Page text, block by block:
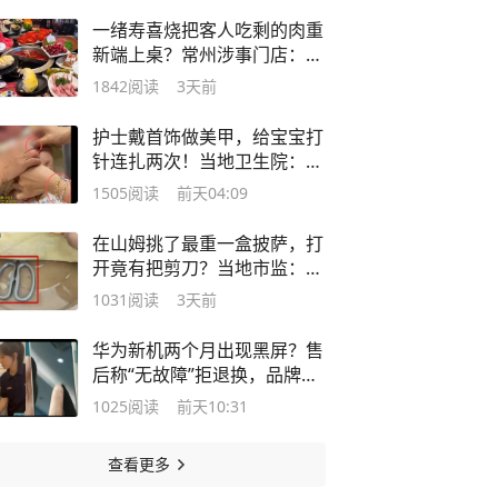
一绪寿喜烧把客人吃剩的肉重
新端上桌？常州涉事门店：存
在误会
1842阅读 3天前
护士戴首饰做美甲，给宝宝打
针连扎两次！当地卫生院：系
代班人员
1505阅读 前天04:09
在山姆挑了最重一盒披萨，打
开竟有把剪刀？当地市监：将
进行调查
1031 阅读 3天前
华为新机两个月出现黑屏？售
后称“无故障”拒退换，品牌方
回应
1025阅读 前天10:31
查看更多